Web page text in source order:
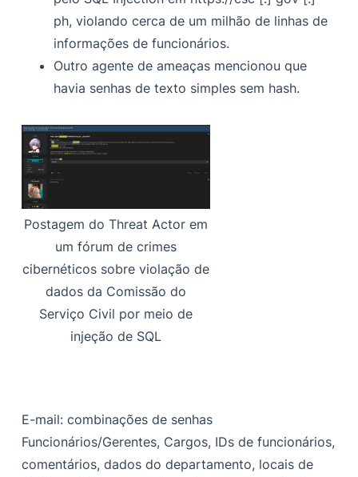
ph, violando cerca de um milhão de linhas de
informações de funcionários.
Outro agente de ameaças mencionou que
havia senhas de texto simples sem hash.
Postagem do Threat Actor em
um fórum de crimes
cibernéticos sobre violação de
dados da Comissão do
Serviço Civil por meio de
injeção de SQL
E-mail: combinações de senhas
Funcionários/Gerentes, Cargos, IDs de funcionários,
comentários, dados do departamento, locais de